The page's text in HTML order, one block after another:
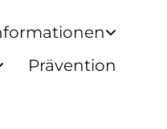
Prävention